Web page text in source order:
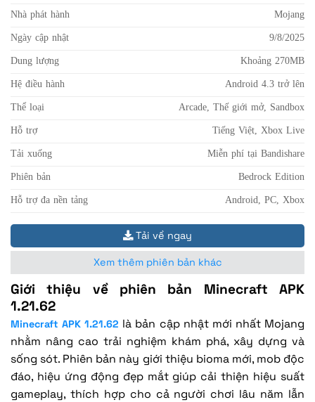
Nhà phát hành Mojang
Ngày cập nhật 9/8/2025
Dung lượng Khoảng 270MB
Hệ điều hành Android 4.3 trở lên
Thể loại Arcade, Thế giới mở, Sandbox
Hỗ trợ Tiếng Việt, Xbox Live
Tải xuống Miễn phí tại Bandishare
Phiên bản Bedrock Edition
Hỗ trợ đa nền tảng Android, PC, Xbox
Tải về ngay
Xem thêm phiên bản khác
Giới thiệu về phiên bản Minecraft APK
1.21.62
Minecraft APK 1.21.62 là bản cập nhật mới nhất Mojang
nhằm nâng cao trải nghiệm khám phá, xây dựng và
sống sót. Phiên bản này giới thiệu bioma mới, mob độc
đáo, hiệu ứng động đẹp mắt giúp cải thiện hiệu suất
gameplay, thích hợp cho cả người chơi lâu năm lẫn